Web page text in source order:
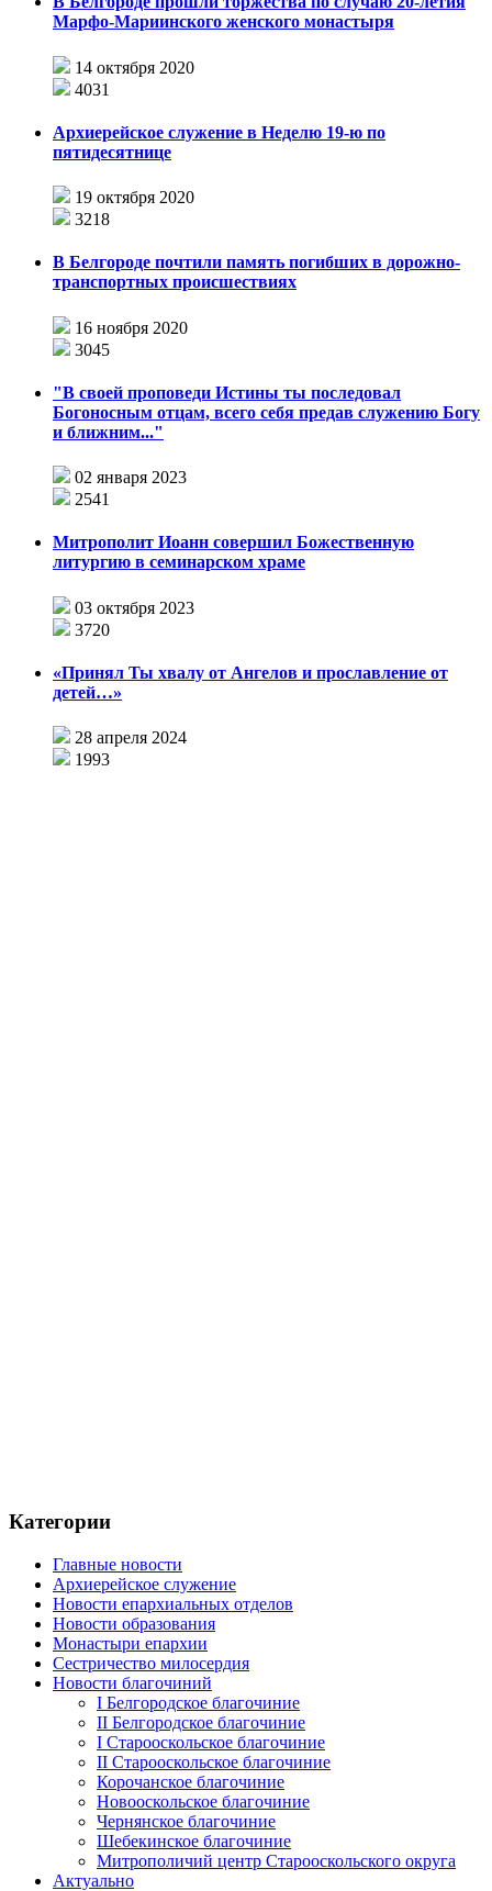
Марфо-Мариинского женского монастыря
14 октября 2020
4031
Архиерейское служение в Неделю 19-ю по
пятидесятнице
19 октября 2020
3218
В Белгороде почтили память погибших в дорожно-
транспортных происшествиях
16 ноября 2020
3045
"В своей проповеди Истины ты последовал
Богоносным отцам, всего себя предав служению Богу
и ближним..."
02 января 2023
2541
Митрополит Иоанн совершил Божественную
литургию в семинарском храме
03 октября 2023
3720
«Принял Ты хвалу от Ангелов и прославление от
детей…»
28 апреля 2024
1993
Категории
Главные новости
Архиерейское служение
Новости епархиальных отделов
Новости образования
Монастыри епархии
Сестричество милосердия
Новости благочиний
I Белгородское благочиние
II Белгородское благочиние
I Старооскольское благочиние
II Старооскольское благочиние
Корочанское благочиние
Новооскольское благочиние
Чернянское благочиние
Шебекинское благочиние
Митрополичий центр Старооскольского округа
Актуально